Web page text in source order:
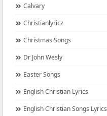
Calvary
Christianlyricz
Christmas Songs
Dr John Wesly
Easter Songs
English Christian Lyrics
English Christian Songs Lyrics